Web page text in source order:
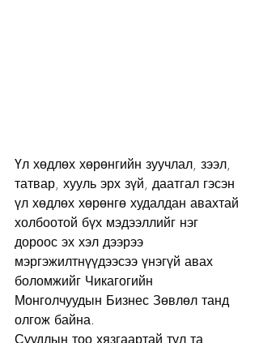
Үл хөдлөх хөрөнгийн зуучлал, зээл,
татвар, хууль эрх зүй, даатгал гэсэн
үл хөдлөх хөрөнгө худалдан авахтай
холбоотой бүх мэдээллийг нэг
дороос эх хэл дээрээ
мэргэжилтнүүдээсээ үнэгүй авах
боломжийг Чикагогийн
Монголчуудын Бизнес Зөвлөл танд
олгож байна.
Суудлын тоо хязгаартай тул та